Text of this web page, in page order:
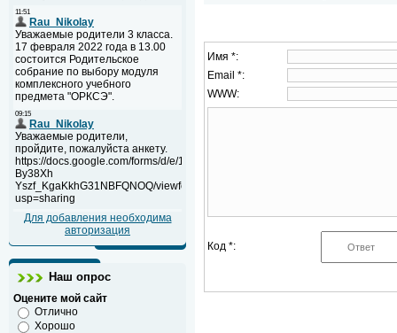
Для добавления необходима
авторизация
Наш опрос
Оцените мой сайт
Отлично
Хорошо
Имя *:
Email *:
WWW:
Код *: